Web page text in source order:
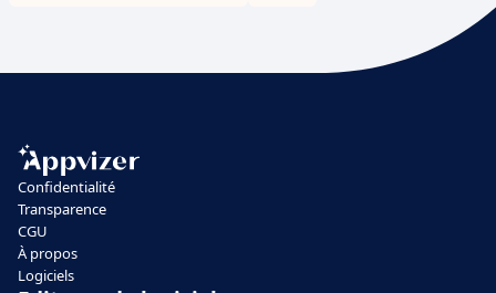
Confidentialité
Transparence
CGU
À propos
Logiciels